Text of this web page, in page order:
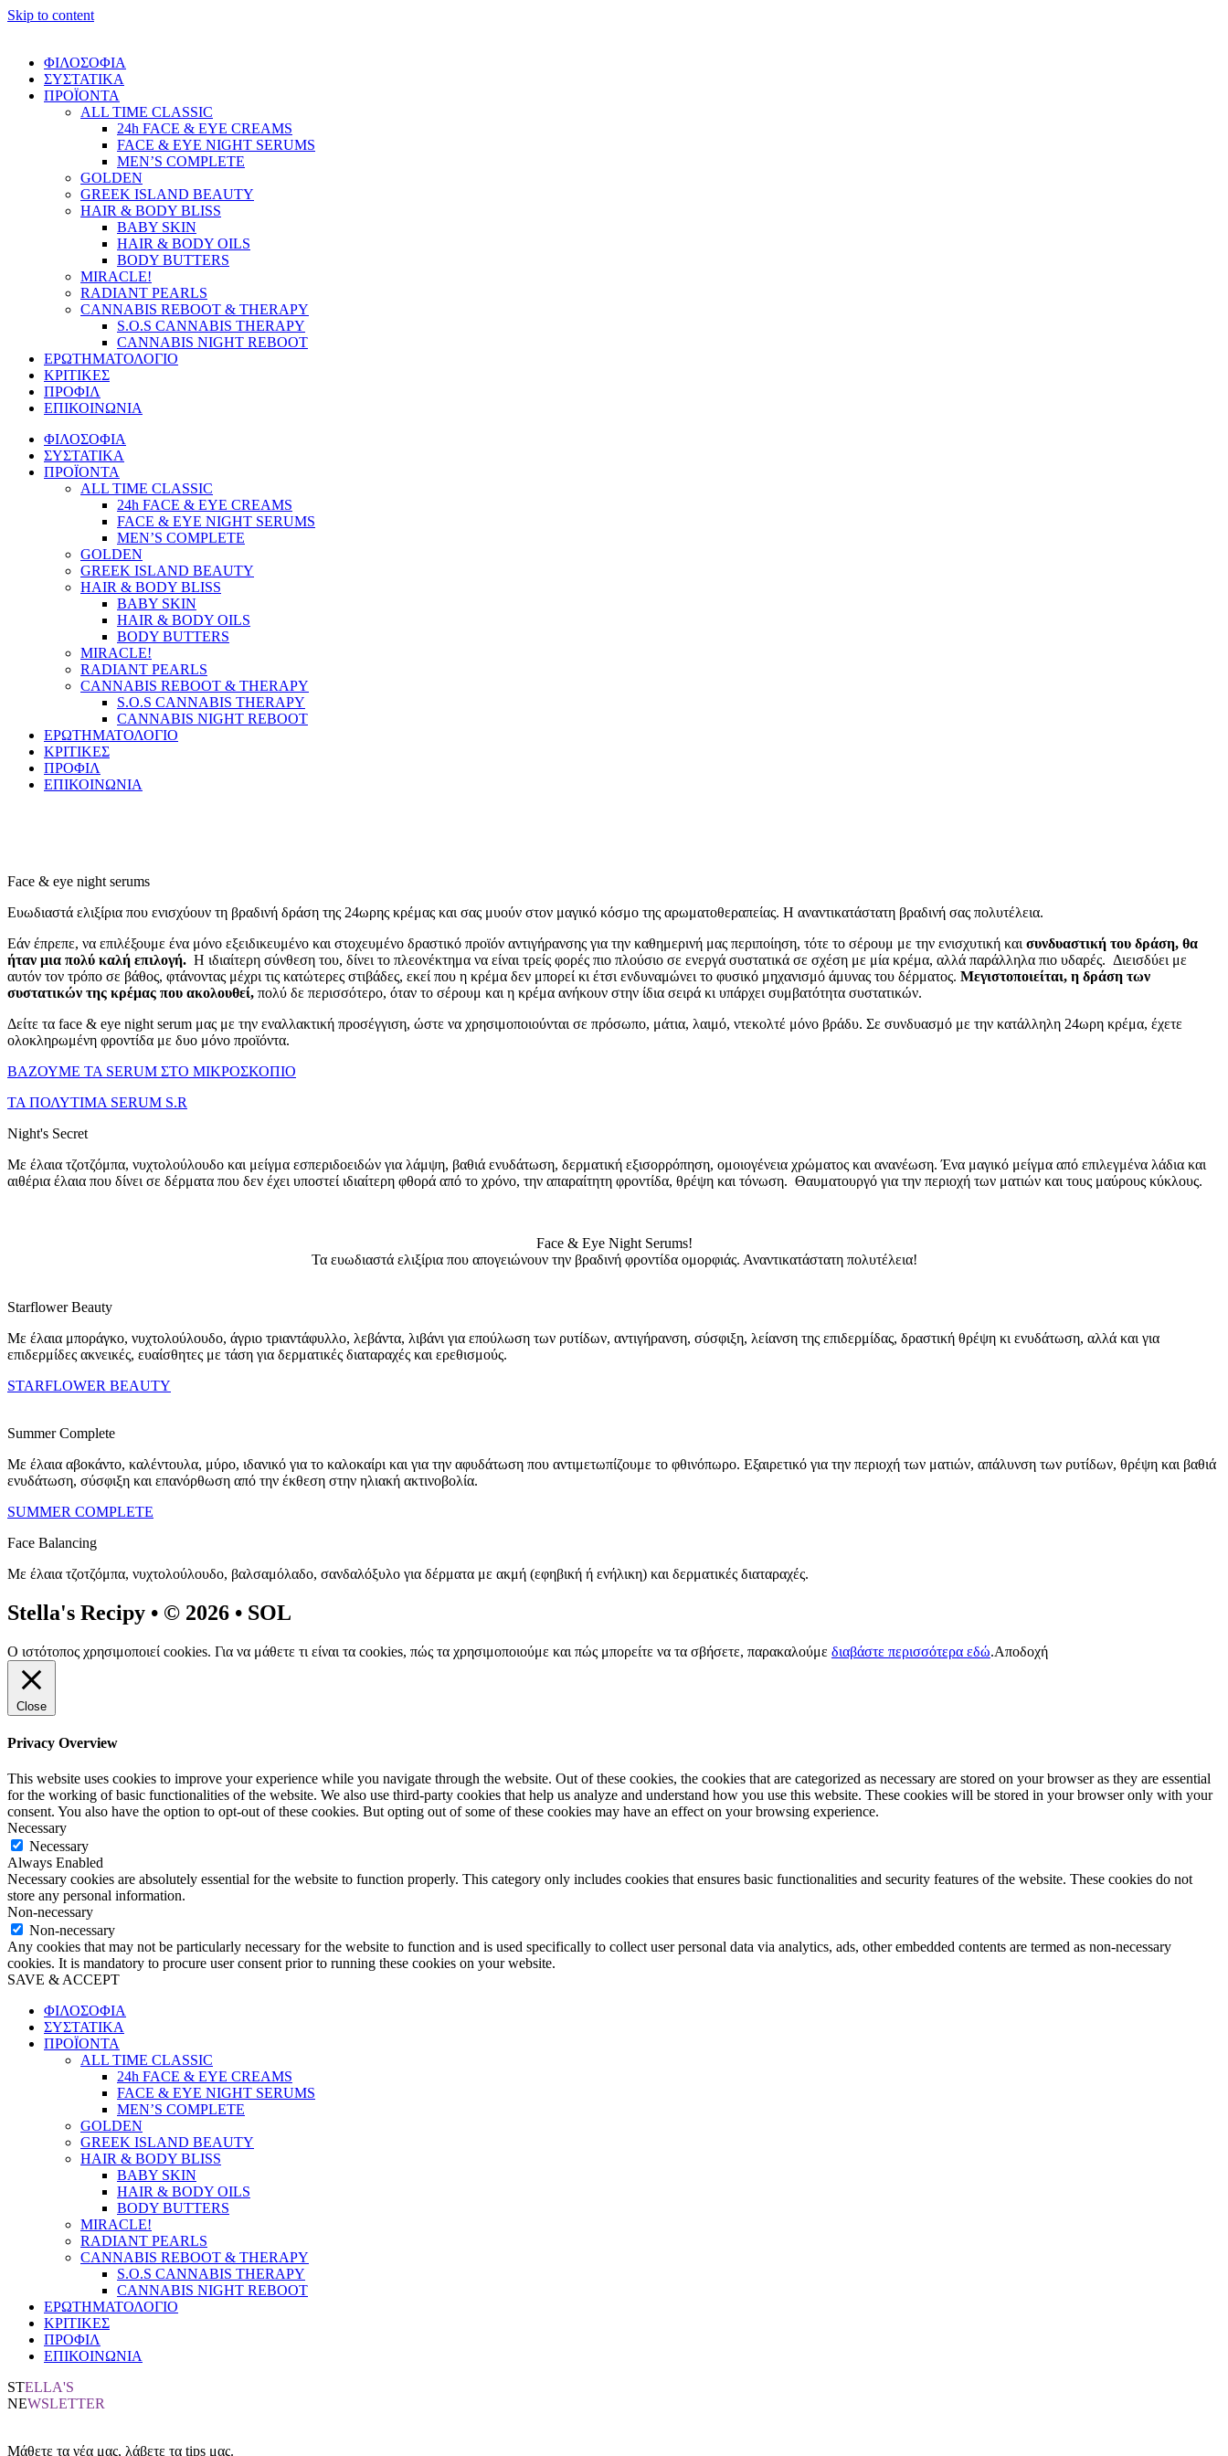
Skip to content
ΦΙΛΟΣΟΦΙΑ
ΣΥΣΤΑΤΙΚΑ
ΠΡΟΪΟΝΤΑ
ALL TIME CLASSIC
24h FACE & EYE CREAMS
FACE & EYE NIGHT SERUMS
MEN’S COMPLETE
GOLDEN
GREEK ISLAND BEAUTY
HAIR & BODY BLISS
BABY SKIN
HAIR & BODY OILS
BODY BUTTERS
MIRACLE!
RADIANT PEARLS
CANNABIS REBOOT & THERAPY
S.O.S CANNABIS THERAPY
CANNABIS NIGHT REBOOT
ΕΡΩΤΗΜΑΤΟΛΟΓΙΟ
ΚΡΙΤΙΚΕΣ
ΠΡΟΦΙΛ
ΕΠΙΚΟΙΝΩΝΙΑ
ΦΙΛΟΣΟΦΙΑ
ΣΥΣΤΑΤΙΚΑ
ΠΡΟΪΟΝΤΑ
ALL TIME CLASSIC
24h FACE & EYE CREAMS
FACE & EYE NIGHT SERUMS
MEN’S COMPLETE
GOLDEN
GREEK ISLAND BEAUTY
HAIR & BODY BLISS
BABY SKIN
HAIR & BODY OILS
BODY BUTTERS
MIRACLE!
RADIANT PEARLS
CANNABIS REBOOT & THERAPY
S.O.S CANNABIS THERAPY
CANNABIS NIGHT REBOOT
ΕΡΩΤΗΜΑΤΟΛΟΓΙΟ
ΚΡΙΤΙΚΕΣ
ΠΡΟΦΙΛ
ΕΠΙΚΟΙΝΩΝΙΑ
Face & eye night serums
Eυωδιαστά ελιξίρια που ενισχύουν τη βραδινή δράση της 24ωρης κρέμας και σας μυούν στον μαγικό κόσμο της αρωματοθεραπείας. Η αναντικατάστατη βραδινή σας πολυτέλεια.
Εάν έπρεπε, να επιλέξουμε ένα μόνο εξειδικευμένο και στοχευμένο δραστικό προϊόν αντιγήρανσης για την καθημερινή μας περιποίηση, τότε το σέρουμ με την ενισχυτική και συνδυαστική του δράση, θα
ήταν μια πολύ καλή επιλογή. Η ιδιαίτερη σύνθεση του, δίνει το πλεονέκτημα να είναι τρείς φορές πιο πλούσιο σε ενεργά συστατικά σε σχέση με μία κρέμα, αλλά παράλληλα πιο υδαρές. Διεισδύει με
αυτόν τον τρόπο σε βάθος, φτάνοντας μέχρι τις κατώτερες στιβάδες, εκεί που η κρέμα δεν μπορεί κι έτσι ενδυναμώνει το φυσικό μηχανισμό άμυνας του δέρματος. Μεγιστοποιείται, η δράση των
συστατικών της κρέμας που ακολουθεί, πολύ δε περισσότερο, όταν το σέρουμ και η κρέμα ανήκουν στην ίδια σειρά κι υπάρχει συμβατότητα συστατικών.
Δείτε τα face & eye night serum μας με την εναλλακτική προσέγγιση, ώστε να χρησιμοποιούνται σε πρόσωπο, μάτια, λαιμό, ντεκολτέ μόνο βράδυ. Σε συνδυασμό με την κατάλληλη 24ωρη κρέμα, έχετε
ολοκληρωμένη φροντίδα με δυο μόνο προϊόντα.
ΒΑΖΟΥΜΕ ΤΑ SERUM ΣΤΟ ΜΙΚΡΟΣΚΟΠΙΟ
ΤΑ ΠΟΛΥΤΙΜΑ SERUM S.R
Night's Secret
Mε έλαια τζοτζόμπα, νυχτολούλουδο και μείγμα εσπεριδοειδών για λάμψη, βαθιά ενυδάτωση, δερματική εξισορρόπηση, ομοιογένεια χρώματος και ανανέωση. Ένα μαγικό μείγμα από επιλεγμένα λάδια και
αιθέρια έλαια που δίνει σε δέρματα που δεν έχει υποστεί ιδιαίτερη φθορά από το χρόνο, την απαραίτητη φροντίδα, θρέψη και τόνωση. Θαυματουργό για την περιοχή των ματιών και τους μαύρους κύκλους.
Face & Eye Night Serums!
Τα ευωδιαστά ελιξίρια που απογειώνουν την βραδινή φροντίδα ομορφιάς. Αναντικατάστατη πολυτέλεια!
Starflower Beauty
Mε έλαια μποράγκο, νυχτολούλουδο, άγριο τριαντάφυλλο, λεβάντα, λιβάνι για επούλωση των ρυτίδων, αντιγήρανση, σύσφιξη, λείανση της επιδερμίδας, δραστική θρέψη κι ενυδάτωση, αλλά και για
επιδερμίδες ακνεικές, ευαίσθητες με τάση για δερματικές διαταραχές και ερεθισμούς.
STARFLOWER BEAUTY
Summer Complete
Mε έλαια αβοκάντο, καλέντουλα, μύρο, ιδανικό για το καλοκαίρι και για την αφυδάτωση που αντιμετωπίζουμε το φθινόπωρο. Εξαιρετικό για την περιοχή των ματιών, απάλυνση των ρυτίδων, θρέψη και βαθιά
ενυδάτωση, σύσφιξη και επανόρθωση από την έκθεση στην ηλιακή ακτινοβολία.
SUMMER COMPLETE
Face Balancing
Mε έλαια τζοτζόμπα, νυχτολούλουδο, βαλσαμόλαδο, σανδαλόξυλο για δέρματα με ακμή (εφηβική ή ενήλικη) και δερματικές διαταραχές.
Stella's Recipy • © 2026 • SOL
Ο ιστότοπος χρησιμοποιεί cookies. Για να μάθετε τι είναι τα cookies, πώς τα χρησιμοποιούμε και πώς μπορείτε να τα σβήσετε, παρακαλούμε διαβάστε περισσότερα εδώ.Αποδοχή
Close
Privacy Overview
This website uses cookies to improve your experience while you navigate through the website. Out of these cookies, the cookies that are categorized as necessary are stored on your browser as they are essential
for the working of basic functionalities of the website. We also use third-party cookies that help us analyze and understand how you use this website. These cookies will be stored in your browser only with your
consent. You also have the option to opt-out of these cookies. But opting out of some of these cookies may have an effect on your browsing experience.
Necessary
Necessary
Always Enabled
Necessary cookies are absolutely essential for the website to function properly. This category only includes cookies that ensures basic functionalities and security features of the website. These cookies do not
store any personal information.
Non-necessary
Non-necessary
Any cookies that may not be particularly necessary for the website to function and is used specifically to collect user personal data via analytics, ads, other embedded contents are termed as non-necessary
cookies. It is mandatory to procure user consent prior to running these cookies on your website.
SAVE & ACCEPT
ΦΙΛΟΣΟΦΙΑ
ΣΥΣΤΑΤΙΚΑ
ΠΡΟΪΟΝΤΑ
ALL TIME CLASSIC
24h FACE & EYE CREAMS
FACE & EYE NIGHT SERUMS
MEN’S COMPLETE
GOLDEN
GREEK ISLAND BEAUTY
HAIR & BODY BLISS
BABY SKIN
HAIR & BODY OILS
BODY BUTTERS
MIRACLE!
RADIANT PEARLS
CANNABIS REBOOT & THERAPY
S.O.S CANNABIS THERAPY
CANNABIS NIGHT REBOOT
ΕΡΩΤΗΜΑΤΟΛΟΓΙΟ
ΚΡΙΤΙΚΕΣ
ΠΡΟΦΙΛ
ΕΠΙΚΟΙΝΩΝΙΑ
STELLA'S
NEWSLETTER
Μάθετε τα νέα μας, λάβετε τα tips μας.